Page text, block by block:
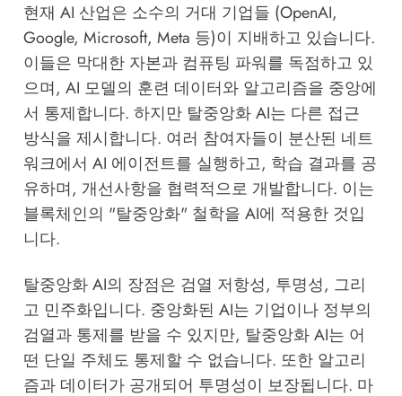
현재 AI 산업은 소수의 거대 기업들 (OpenAI,
Google, Microsoft, Meta 등)이 지배하고 있습니다.
이들은 막대한 자본과 컴퓨팅 파워를 독점하고 있
으며, AI 모델의 훈련 데이터와 알고리즘을 중앙에
서 통제합니다. 하지만 탈중앙화 AI는 다른 접근
방식을 제시합니다. 여러 참여자들이 분산된 네트
워크에서 AI 에이전트를 실행하고, 학습 결과를 공
유하며, 개선사항을 협력적으로 개발합니다. 이는
블록체인의 "탈중앙화" 철학을 AI에 적용한 것입
니다.
탈중앙화 AI의 장점은 검열 저항성, 투명성, 그리
고 민주화입니다. 중앙화된 AI는 기업이나 정부의
검열과 통제를 받을 수 있지만, 탈중앙화 AI는 어
떤 단일 주체도 통제할 수 없습니다. 또한 알고리
즘과 데이터가 공개되어 투명성이 보장됩니다. 마